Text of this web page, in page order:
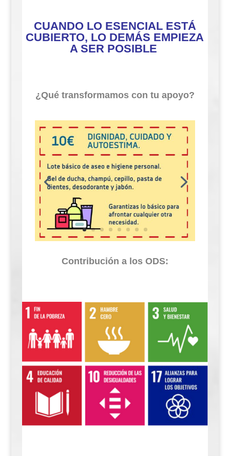
CUANDO LO ESENCIAL ESTÁ
CUBIERTO, LO DEMÁS EMPIEZA
A SER POSIBLE
¿Qué transformamos con tu apoyo?
Contribución a los ODS: